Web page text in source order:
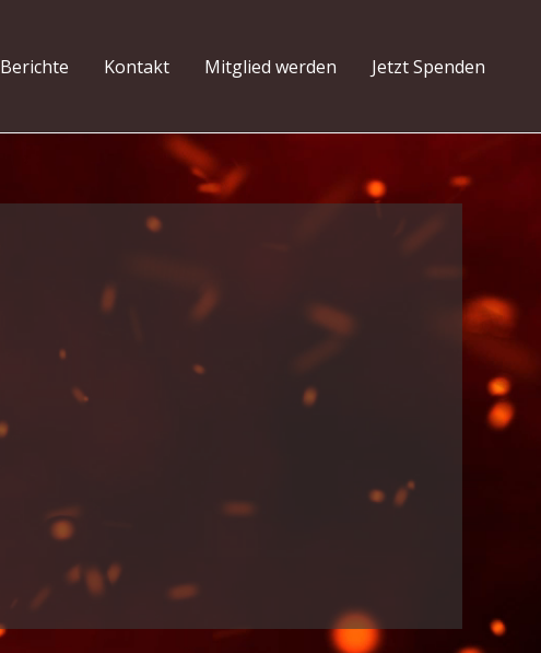
Berichte Kontakt Mitglied werden Jetzt Spenden